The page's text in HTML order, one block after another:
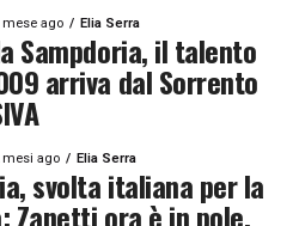
mese ago Elia Serra
Sampdoria, il talento
arriva dal Sorrento
mesi ago Elia Serra
svolta italiana per la
Zanetti ora è in pole,